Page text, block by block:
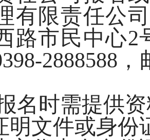
有限责任公
路市民中心2
2888588
名时需提供
明文件或身份